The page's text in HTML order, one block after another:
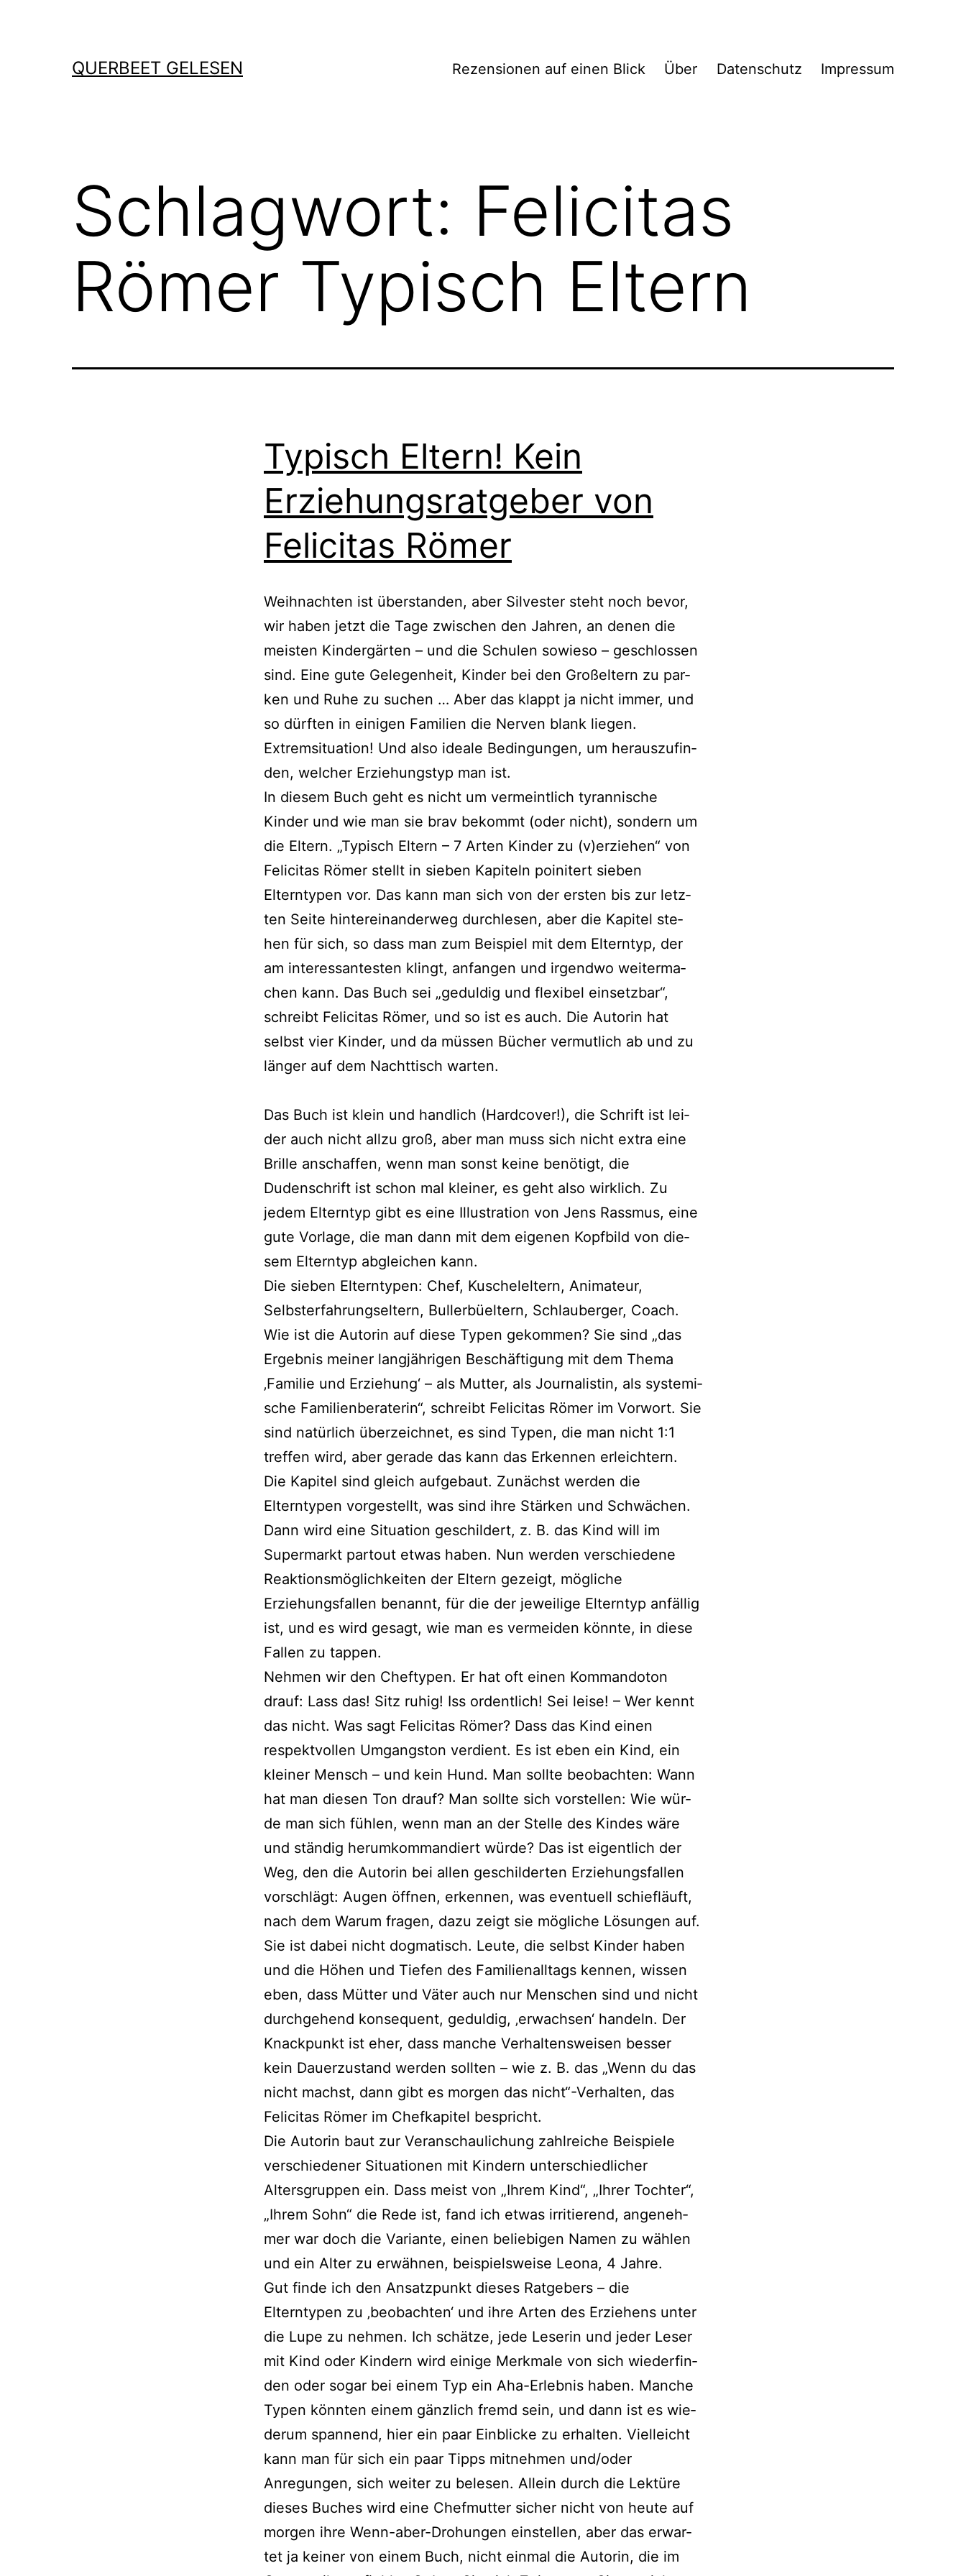
QUERBEET GELESEN Rezensionen auf einen Blick Über Datenschutz Impressum
Schlagwort: Felicitas
Römer Typisch Eltern
Typisch Eltern! Kein
Erziehungsratgeber von
Felicitas Römer
Weihnachten ist über­stan­den, aber Silvester steht noch bevor,
wir haben jetzt die Tage zwi­schen den Jahren, an denen die
meis­ten Kindergärten – und die Schulen sowie­so – geschlos­sen
sind. Eine gute Gelegenheit, Kinder bei den Großeltern zu par­
ken und Ruhe zu suchen … Aber das klappt ja nicht immer, und
so dürf­ten in eini­gen Familien die Nerven blank lie­gen.
Extremsituation! Und also idea­le Bedingungen, um her­aus­zu­fin­
den, wel­cher Erziehungstyp man ist.
In die­sem Buch geht es nicht um ver­meint­lich tyran­ni­sche
Kinder und wie man sie brav bekommt (oder nicht), son­dern um
die Eltern. „Typisch Eltern – 7 Arten Kinder zu (v)erziehen“ von
Felicitas Römer stellt in sie­ben Kapiteln poin­i­tert sie­ben
Elterntypen vor. Das kann man sich von der ers­ten bis zur letz­
ten Seite hin­ter­ein­an­der­weg durch­le­sen, aber die Kapitel ste­
hen für sich, so dass man zum Beispiel mit dem Elterntyp, der
am inter­es­san­tes­ten klingt, anfan­gen und irgend­wo wei­ter­ma­
chen kann. Das Buch sei „gedul­dig und fle­xi­bel ein­setz­bar“,
schreibt Felicitas Römer, und so ist es auch. Die Autorin hat
selbst vier Kinder, und da müs­sen Bücher ver­mut­lich ab und zu
län­ger auf dem Nachttisch warten.
Das Buch ist klein und hand­lich (Hardcover!), die Schrift ist lei­
der auch nicht all­zu groß, aber man muss sich nicht extra eine
Brille anschaf­fen, wenn man sonst kei­ne benö­tigt, die
Dudenschrift ist schon mal klei­ner, es geht also wirk­lich. Zu
jedem Elterntyp gibt es eine Illustration von Jens Rassmus, eine
gute Vorlage, die man dann mit dem eige­nen Kopfbild von die­
sem Elterntyp abglei­chen kann.
Die sie­ben Elterntypen: Chef, Kuscheleltern, Animateur,
Selbsterfahrungseltern, Bullerbüeltern, Schlauberger, Coach.
Wie ist die Autorin auf die­se Typen gekom­men? Sie sind „das
Ergebnis mei­ner lang­jäh­ri­gen Beschäftigung mit dem Thema
‚Familie und Erziehung‘ – als Mutter, als Journalistin, als sys­te­mi­
sche Familienberaterin“, schreibt Felicitas Römer im Vorwort. Sie
sind natür­lich über­zeich­net, es sind Typen, die man nicht 1:1
tref­fen wird, aber gera­de das kann das Erkennen erleichtern.
Die Kapitel sind gleich auf­ge­baut. Zunächst wer­den die
Elterntypen vor­ge­stellt, was sind ihre Stärken und Schwächen.
Dann wird eine Situation geschil­dert, z. B. das Kind will im
Supermarkt par­tout etwas haben. Nun wer­den ver­schie­de­ne
Reaktionsmöglichkeiten der Eltern gezeigt, mög­li­che
Erziehungsfallen benannt, für die der jewei­li­ge Elterntyp anfäl­lig
ist, und es wird gesagt, wie man es ver­mei­den könn­te, in die­se
Fallen zu tappen.
Nehmen wir den Cheftypen. Er hat oft einen Kommandoton
drauf: Lass das! Sitz ruhig! Iss ordent­lich! Sei lei­se! – Wer kennt
das nicht. Was sagt Felicitas Römer? Dass das Kind einen
respekt­vol­len Umgangston ver­dient. Es ist eben ein Kind, ein
klei­ner Mensch – und kein Hund. Man soll­te beob­ach­ten: Wann
hat man die­sen Ton drauf? Man soll­te sich vor­stel­len: Wie wür­
de man sich füh­len, wenn man an der Stelle des Kindes wäre
und stän­dig her­um­kom­man­diert wür­de? Das ist eigent­lich der
Weg, den die Autorin bei allen geschil­der­ten Erziehungsfallen
vor­schlägt: Augen öff­nen, erken­nen, was even­tu­ell schief­läuft,
nach dem Warum fra­gen, dazu zeigt sie mög­li­che Lösungen auf.
Sie ist dabei nicht dog­ma­tisch. Leute, die selbst Kinder haben
und die Höhen und Tiefen des Familienalltags ken­nen, wis­sen
eben, dass Mütter und Väter auch nur Menschen sind und nicht
durch­ge­hend kon­se­quent, gedul­dig, ‚erwach­sen‘ han­deln. Der
Knackpunkt ist eher, dass man­che Verhaltensweisen bes­ser
kein Dauerzustand wer­den soll­ten – wie z. B. das „Wenn du das
nicht machst, dann gibt es mor­gen das nicht“-Verhalten, das
Felicitas Römer im Chefkapitel bespricht.
Die Autorin baut zur Veranschaulichung zahl­rei­che Beispiele
ver­schie­de­ner Situationen mit Kindern unter­schied­li­cher
Altersgruppen ein. Dass meist von „Ihrem Kind“, „Ihrer Tochter“,
„Ihrem Sohn“ die Rede ist, fand ich etwas irri­tie­rend, ange­neh­
mer war doch die Variante, einen belie­bi­gen Namen zu wäh­len
und ein Alter zu erwäh­nen, bei­spiels­wei­se Leona, 4 Jahre.
Gut fin­de ich den Ansatzpunkt die­ses Ratgebers – die
Elterntypen zu ‚beob­ach­ten‘ und ihre Arten des Erziehens unter
die Lupe zu neh­men. Ich schät­ze, jede Leserin und jeder Leser
mit Kind oder Kindern wird eini­ge Merkmale von sich wie­der­fin­
den oder sogar bei einem Typ ein Aha-Erlebnis haben. Manche
Typen könn­ten einem gänz­lich fremd sein, und dann ist es wie­
der­um span­nend, hier ein paar Einblicke zu erhal­ten. Vielleicht
kann man für sich ein paar Tipps mit­neh­men und/oder
Anregungen, sich wei­ter zu bele­sen. Allein durch die Lektüre
die­ses Buches wird eine Chefmutter sicher nicht von heu­te auf
mor­gen ihre Wenn-aber-Drohungen ein­stel­len, aber das erwar­
tet ja kei­ner von einem Buch, nicht ein­mal die Autorin, die im